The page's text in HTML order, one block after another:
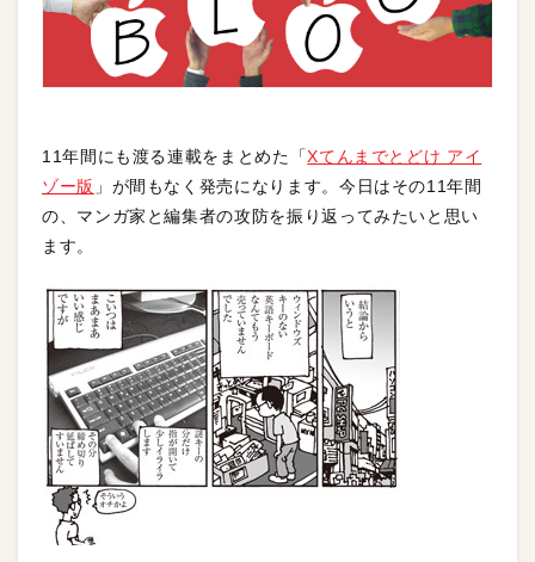
11年間にも渡る連載をまとめた「Xてんまでとどけ アイ
ゾー版 」が間もなく発売になります。今日はその11年間
の、マンガ家と編集者の攻防を振り返ってみたいと思い
ます。